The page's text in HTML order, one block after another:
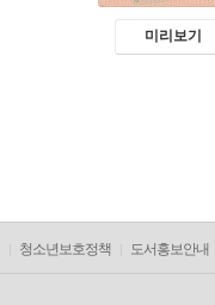
미리보기
청소년보호정책 도서홍보안내